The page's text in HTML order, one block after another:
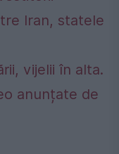
Iran, statele
vijelii în alta.
anunțate de